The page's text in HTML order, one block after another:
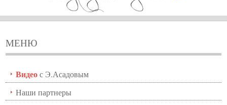
МЕНЮ
Видеос Э.Асадовым
Наши партнеры